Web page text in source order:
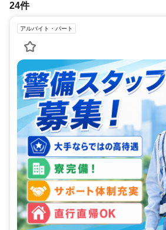
24件
アルバイト・パート